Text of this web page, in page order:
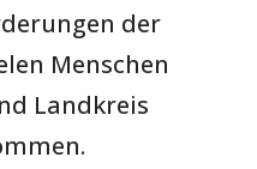
der
Menschen
Landkreis